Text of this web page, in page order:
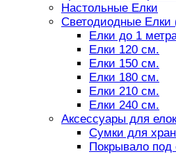
Настольные Елки
Светодиодные Елки
Елки до 1
Елки 120 см.
Елки 150 см.
Елки 180 см.
Елки 210 см.
Елки 240 см.
Аксессуары для елок
Сумки для
Покрывало под